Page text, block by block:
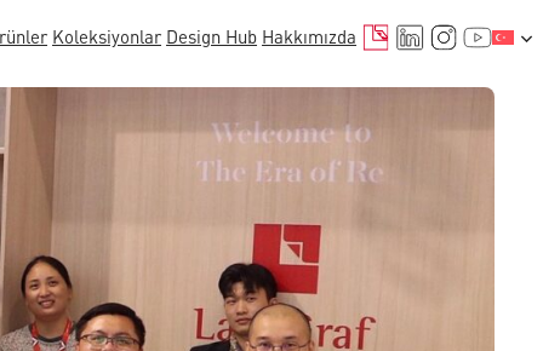
Koleksiyonlar Design Hub Hakkımızda E-postaLinkedIn